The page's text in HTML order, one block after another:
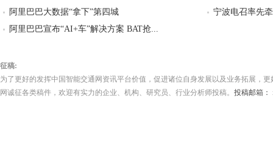
阿里巴巴大数据“拿下”第四城
宁波电召率先
阿里巴巴宣布“AI+车”解决方案 BAT抢...
征稿:
为了更好的发挥中国智能交通网资讯平台价值，促进诸位自身发展以及业务拓展，
网诚征各类稿件，欢迎有实力的企业、机构、研究员、行业分析师投稿。 投稿邮箱：